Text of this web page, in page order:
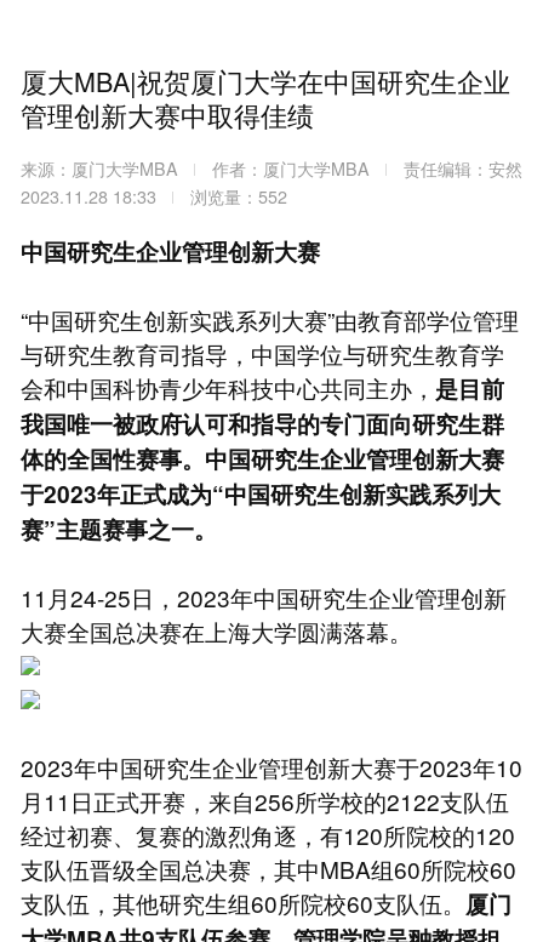
厦大MBA|祝贺厦门大学在中国研究生企业
管理创新大赛中取得佳绩
来源：厦门大学MBA 作者：厦门大学MBA
责任编辑：安然
2023.11.28 18:33
浏览量：552
中国研究生企业管理创新大赛
“中国研究生创新实践系列大赛”由教育部学位管理
与研究生教育司指导，中国学位与研究生教育学
会和中国科协青少年科技中心共同主办， 是目前
我国唯一被政府认可和指导的专门面向研究生群
体的全国性赛事。中国研究生企业管理创新大赛
于2023年正式成为“中国研究生创新实践系列大
赛”主题赛事之一。
11月24-25日，2023年中国研究生企业管理创新
大赛全国总决赛在上海大学圆满落幕。
2023年中国研究生企业管理创新大赛于2023年10
月11日正式开赛，来自256所学校的2122支队伍
经过初赛、复赛的激烈角逐，有120所院校的120
支队伍晋级全国总决赛，其中MBA组60所院校60
支队伍，其他研究生组60所院校60支队伍。 厦门